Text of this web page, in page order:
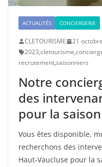
ACTUALITÉS CONCIERGERIE
CLETOURISME
21
2023,cletourisme,
recrutement,saisonniers
Notre
des
pour la
Vous êtes disponible,
recherchons des
Haut-Vaucluse pour la